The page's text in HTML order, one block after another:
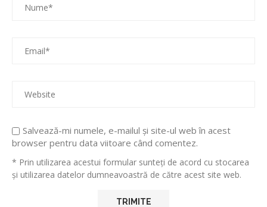
Salvează-mi numele, e-mailul și site-ul web în acest
browser pentru data viitoare când comentez.
* Prin utilizarea acestui formular sunteți de acord cu stocarea
și utilizarea datelor dumneavoastră de către acest site web.